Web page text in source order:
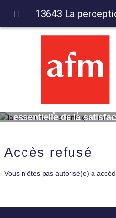
essentielle de la
spectateurs des
Accès refusé
Vous n'êtes pas autorisé(e) à